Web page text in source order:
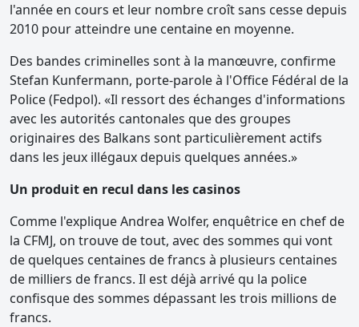
l'année en cours et leur nombre croît sans cesse depuis
2010 pour atteindre une centaine en moyenne.
Des bandes criminelles sont à la manœuvre, confirme
Stefan Kunfermann, porte-parole à l'Office Fédéral de la
Police (Fedpol). «Il ressort des échanges d'informations
avec les autorités cantonales que des groupes
originaires des Balkans sont particulièrement actifs
dans les jeux illégaux depuis quelques années.»
Un produit en recul dans les casinos
Comme l'explique Andrea Wolfer, enquêtrice en chef de
la CFMJ, on trouve de tout, avec des sommes qui vont
de quelques centaines de francs à plusieurs centaines
de milliers de francs. Il est déjà arrivé qu la police
confisque des sommes dépassant les trois millions de
francs.